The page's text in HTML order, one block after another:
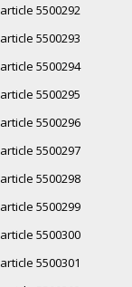
article 5500292
article 5500293
article 5500294
article 5500295
article 5500296
article 5500297
article 5500298
article 5500299
article 5500300
article 5500301